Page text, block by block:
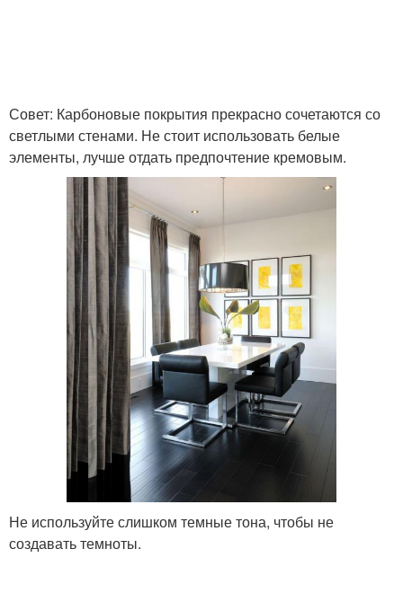
Совет: Карбоновые покрытия прекрасно сочетаются со
светлыми стенами. Не стоит использовать белые
элементы, лучше отдать предпочтение кремовым.
Не используйте слишком темные тона, чтобы не
создавать темноты.